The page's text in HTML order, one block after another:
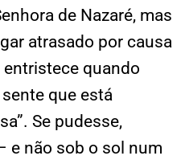
de Nazaré, mas
atrasado por causa
entristece quando
que está
Se pudesse,
e não sob o sol num